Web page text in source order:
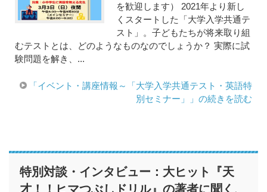
を歓迎します） 2021年より新し
くスタートした「大学入学共通テ
スト」。子どもたちが将来取り組
むテストとは、どのようなものなのでしょうか？ 実際に試
験問題を解き、...
「イベント・講座情報～「大学入学共通テスト・英語特
別セミナー」」の続きを読む
特別対談・インタビュー：大ヒット『天
才！！ヒマつぶしドリル』の著者に聞く、